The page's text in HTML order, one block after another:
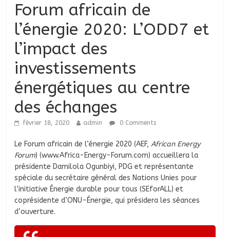
Forum africain de
l’énergie 2020: L’ODD7 et
l’impact des
investissements
énergétiques au centre
des échanges
février 18, 2020 admin 0 Comments
Le Forum africain de l’énergie 2020 (AEF,African Energy
Forum) (www.Africa-Energy-Forum.com) accueillera la
présidente Damilola Ogunbiyi, PDG et représentante
spéciale du secrétaire général des Nations Unies pour
l’initiative Énergie durable pour tous (SEforALL) et
coprésidente d’ONU-Énergie, qui présidera les séances
d’ouverture.